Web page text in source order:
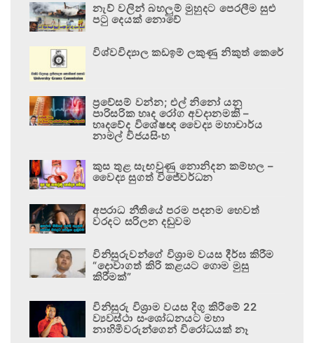
නැව් වලින් බහලුම් මුහුදට පෙරලීම සුළු
පටු දෙයක් නොවේ
විශ්වවිද්‍යාල කඩඉම් ලකුණු නිකුත් කෙරේ
ප්‍රවේසම් වන්න; එල් නිනෝ යනු
පාරිසරික හෘද රෝග අවදානමකි –
හෘදවේද විශේෂඥ වෛද්‍ය මහාචාර්ය
නාමල් විජයසිංහ
කුස තුළ සැඟවුණු නොනිදන කම්හල –
වෛද්‍ය සුගත් විජේවර්ධන
අපරාධ නීතියේ පරම පදනම හෙවත්
වරදට සරිලන දඬුවම
විනිසුරුවන්ගේ විශ්‍රාම වයස දීර්ඝ කිරීම
“දොවාගත් කිරි කළයට ගොම මුසු
කිරීමක්”
විනිසුරු විශ්‍රාම වයස දිගු කිරීමේ 22
ව්‍යවස්ථා සංශෝධනයට මහා
නාහිමිවරුන්ගෙන් විරෝධයක් නෑ